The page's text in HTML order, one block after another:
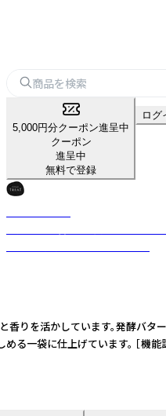
5,000円分クーポン進呈中
クーポン
進呈中
無料で登録
ログ
活かしています。発
に仕上げています。